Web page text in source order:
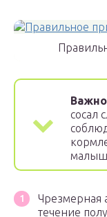
сосал
малыш
Чрезмерная
течение